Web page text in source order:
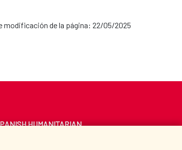
modificación de la página: 22/05/2025
HUMANITARIAN